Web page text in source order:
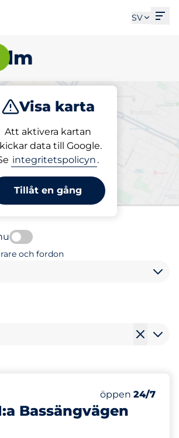
SV
Visa karta
Att aktivera kartan
data till Google.
integritetspolicyn .
Tillåt en gång
Ladda
i
och fordon
Bassängvägen
Lördag
öppen 24/7